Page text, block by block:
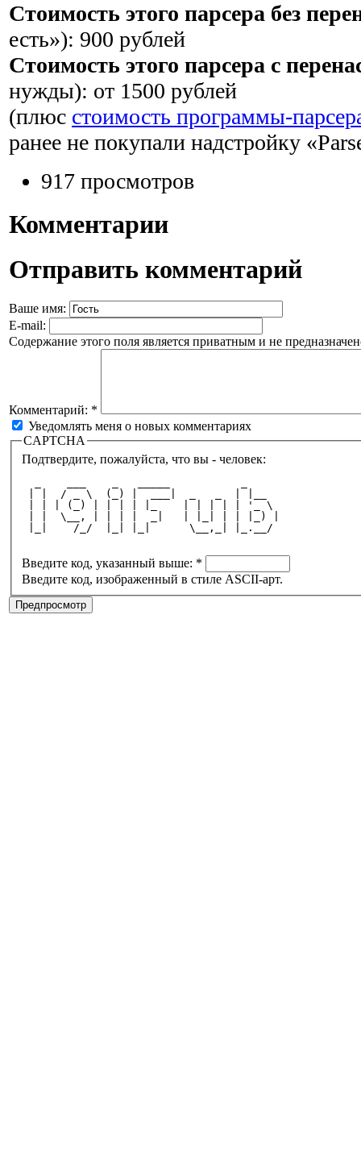
Стоимость этого парсера без
есть»): 900 рублей
Стоимость этого парсера c
нужды): от 1500 рублей
(плюс стоимость программы-
ранее не покупали надстройку
917 просмотров
Комментарии
Отправить комментарий
Ваше имя:
E-mail:
Содержание этого поля является приватным и не
Комментарий: *
Уведомлять меня о новых комментариях
CAPTCHA
Подтвердите, пожалуйста, что вы - человек:
| |  / _ \  (_) |  ___|  _   _  | |__
| | | (_) | | | | |_    | | | | | '_ \
| |  \__, | | | |  _|   | |_| | | |_) |
|_|    /_/  |_| |_|      \__,_| |_.__/
Введите код, указанный выше: *
Введите код, изображенный в стиле ASCII-арт.